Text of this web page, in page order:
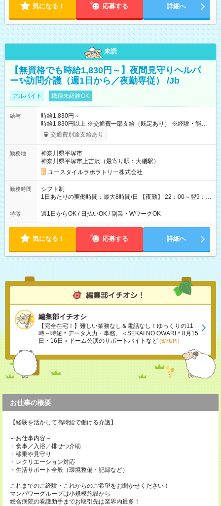
気になる！ 応募する 詳細へ
未読
【無資格でも時給1,830円～】夜間見守りヘルパ
ー✨訪問介護（週1日から／夜勤専従） /Jb
アルバイト 職種未経験OK
給与
時給1,830円～
時給1,830円以上 ※交通費一部支給（既定あり） ※経験・能力を
考慮して決定します 【収入例】 週1回勤務の場合：1,830円×8時
間×4回=5万8,560円 週3回勤務の場合：1,830円×8時間×12回
月 ※ 雇用形態と給与に、本採用時と異なる部分があります。 雇
用形態：本採用時と同じです。 給与：時給 1,660円以上
交通費別途支給あり
勤務地
神奈川県平塚市
神奈川県平塚市上吉沢（最寄り駅：大磯駅）
ユースタイルラボラトリー株式会社
勤務時間
シフト制
1日あたりの実働時間：最大8時間/日 【夜勤】 22：00～翌9：
00 ※週1日～OK ／ 夜勤専従 ＊＊ 勤務時間例 ＊＊ ■22時か
ら翌7時 ■23時から翌8時 ■24時から翌9時 など ※上記の時間
ます。 ※曜日固定（毎週同じ曜日での勤務となります）
特徴 週1日からOK / 日払いOK / 副業・WワークOK
気になる！ 応募する 詳細へ
編集部イチオシ
【完全在宅！】難しい業務なし＆電話なし！ゆっくりの11
時～時短＊データ入力・事務、＜SEKAI NO OWARI＊8月15
日・16日＞ドーム公演のサポートバイトなど (8/7UP!)
お仕事の概要
【経験を活かして高時給で働ける介護】
～お仕事内容～
・食事／入浴／排せつ介助
・移乗や見守り
・レクリエーション対応
・生活サポート全般（環境整備・記録など）
これまでのご経験・これからのご希望をお聞かせください！
マンパワーグループは小規模施設から
総合病院の看護助手までお取引先は業界内最多！